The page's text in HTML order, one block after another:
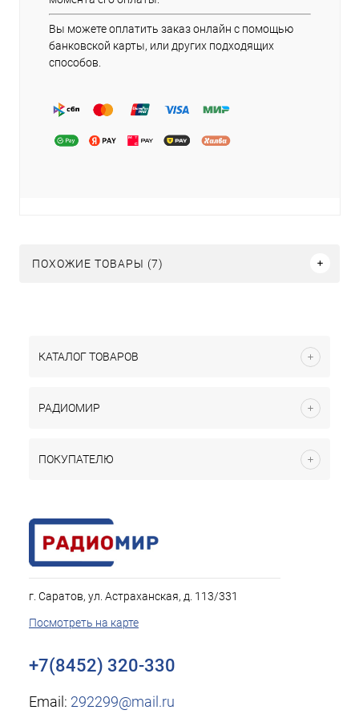
Вы можете оплатить заказ онлайн с помощью
банковской карты, или других подходящих
способов.
ПОХОЖИЕ ТОВАРЫ (7)
КАТАЛОГ ТОВАРОВ
РАДИОМИР
ПОКУПАТЕЛЮ
г. Саратов, ул. Астраханская, д. 113/331
Посмотреть на карте
+7(8452) 320-330
Email: 292299@mail.ru